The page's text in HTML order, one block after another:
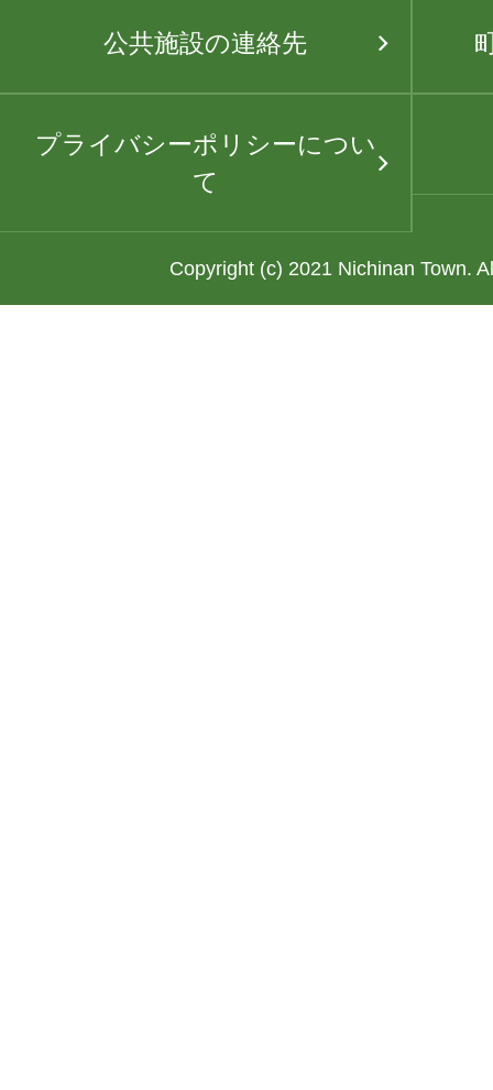
公共施設の連絡先
プライバシーポリシーについ
て
Copyright (c) 2021 Nichinan Town.